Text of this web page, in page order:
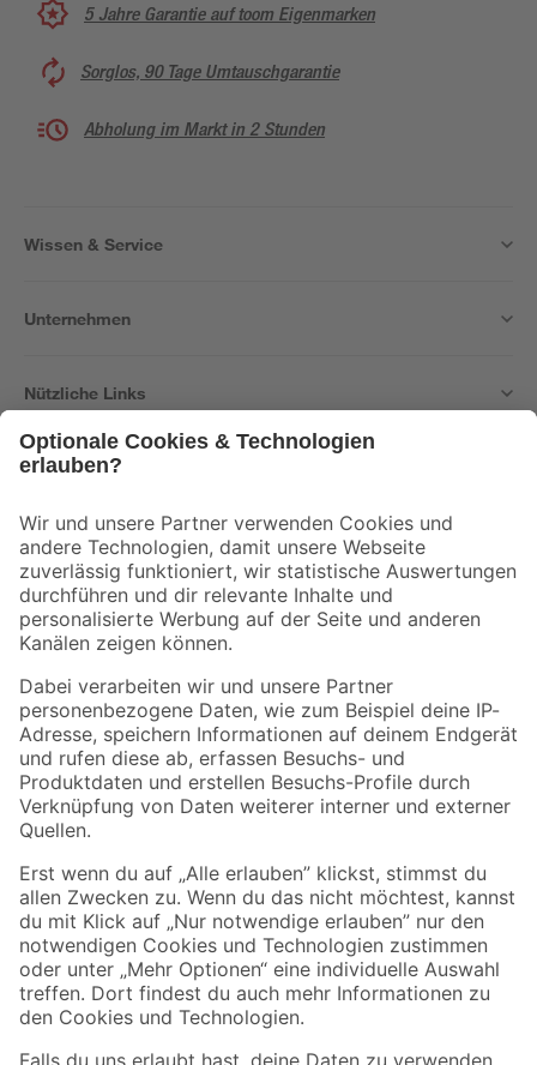
5 Jahre Garantie auf toom Eigenmarken
Sorglos, 90 Tage Umtauschgarantie
Abholung im Markt in 2 Stunden
Wissen & Service
Unternehmen
Nützliche Links
Der toom Newsletter: Keine Angebote und Aktionen mehr verpassen!
Zur Newsletter Anmeldung
Folge uns
Zahlungsarten Versandarten
Sicher einkaufen
Jetzt die toom-App herunterladen